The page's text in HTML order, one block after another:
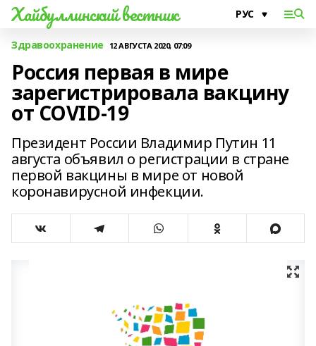
Хайбуллинский вестник
Здравоохранение 12 АВГУСТА 2020, 07:09
Россия первая в мире
зарегистрировала вакцину
от COVID-19
Президент России Владимир Путин 11
августа объявил о регистрации в стране
первой вакцины в мире от новой
коронавирусной инфекции.